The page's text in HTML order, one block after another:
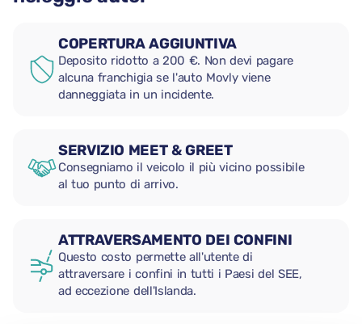
COPERTURA AGGIUNTIVA
Deposito ridotto a 200 €. Non devi pagare
alcuna franchigia se l'auto Movly viene
danneggiata in un incidente.
SERVIZIO MEET & GREET
Consegniamo il veicolo il più vicino possibile
al tuo punto di arrivo.
ATTRAVERSAMENTO DEI CONFINI
Questo costo permette all'utente di
attraversare i confini in tutti i Paesi del SEE,
ad eccezione dell'Islanda.